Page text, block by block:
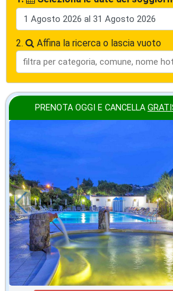
2. Affina la ricerca o lascia vuoto
PRENOTA OGGI E CANCELLA
in offerta da
€88,43
a notte